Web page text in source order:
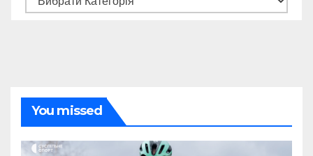
You missed